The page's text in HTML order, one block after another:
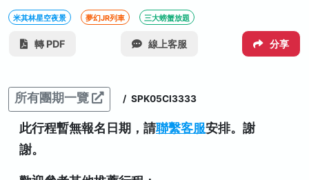
米其林星空夜景 夢幻JR列車 三大螃蟹放題
轉 PDF 線上客服 分享
所有團期一覽 / SPK05CI3333
此行程暫無報名日期，請聯繫客服安排。謝
謝。